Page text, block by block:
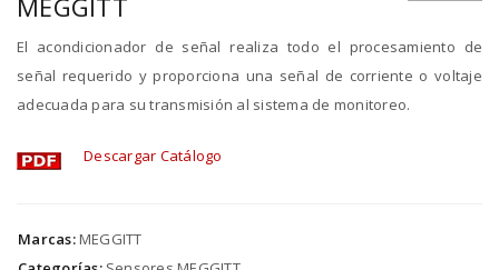
MEGGITT
El acondicionador de señal realiza todo el procesamiento de
señal requerido y proporciona una señal de corriente o voltaje
adecuada para su transmisión al sistema de monitoreo.
Descargar Catálogo
Marcas:MEGGITT